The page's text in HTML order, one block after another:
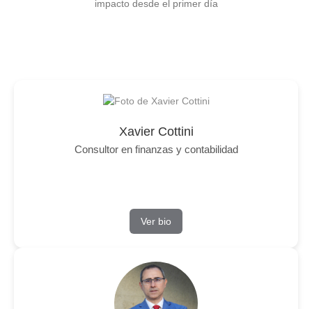
impacto desde el primer día
Xavier Cottini
Consultor en finanzas y contabilidad
Ver bio